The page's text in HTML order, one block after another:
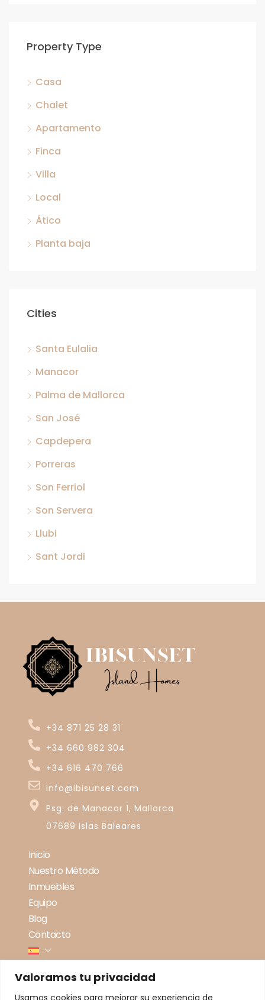
Valoramos tu privacidad
Usamos cookies para mejorar su experiencia de
Property Type
Casa
Chalet
Apartamento
Finca
Villa
Local
Ático
Planta baja
Cities
Santa Eulalia
Manacor
Palma de Mallorca
San José
Capdepera
Porreras
Son Ferriol
Son Servera
Llubi
Sant Jordi
+34 871 25 28 31
+34 660 982 304
+34 616 470 766
info@ibisunset.com
Psg. de Manacor 1, Mallorca
07689 Islas Baleares
Inicio
Nuestro Método
Inmuebles
Equipo
Blog
Contacto